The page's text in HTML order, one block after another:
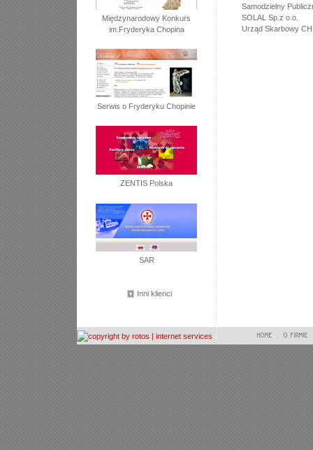
Międzynarodowy Konkurs
im.Fryderyka Chopina
Serwis o Fryderyku Chopinie
ZENTIS Polska
SAR
Inni klienci
Samodzielny
SOLAL Sp.z o.o.
Urząd Skarbowy